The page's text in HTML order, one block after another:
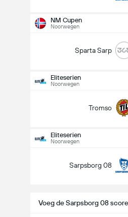
NM Cupen
Noorwegen
Sparta Sarp
Eliteserien
Noorwegen
Tromso
Eliteserien
Noorwegen
Sarpsborg 08
Voeg de Sarpsborg 08
15:00
- Meer dan/